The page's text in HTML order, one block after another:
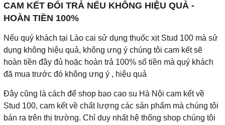
CAM KẾT ĐỔI TRẢ NẾU KHÔNG HIỆU QUẢ -
HOÀN TIỀN 100%
Nếu quý khách tại Lào cai sử dụng thuốc xịt Stud 100 mà sử
dụng không hiệu quả, không ưng ý chúng tôi cam kết sẽ
hoàn tiền đầy đủ hoặc hoàn trả 100% số tiền mà quý khách
đã mua trước đó không ưng ý , hiệu quả
Đây cũng là cách để shop bao cao su Hà Nội cam kết về
Stud 100, cam kết về chất lượng các sản phẩm mà chúng tôi
bán ra trên thị trường. Chỉ duy nhất hệ thống shop chúng tôi